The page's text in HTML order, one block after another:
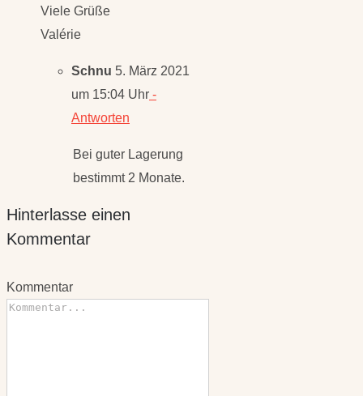
Viele Grüße
Valérie
Schnu 5. März 2021
um 15:04 Uhr
Antworten
Bei guter Lagerung
bestimmt 2 Monate.
Hinterlasse einen
Kommentar
Kommentar